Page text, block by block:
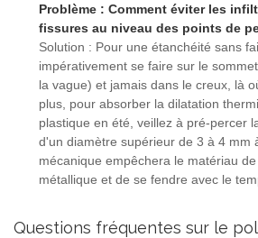
Problème : Comment éviter les
fissures au niveau des points de
Solution : Pour une étanchéité sans
impérativement se faire sur le
la vague) et jamais dans le creux, là
plus, pour absorber la dilatation
plastique en été, veillez à pré-percer
d'un diamètre supérieur de 3 à 4 mm
mécanique empêchera le matériau
métallique et de se fendre avec le
Questions fréquentes sur le